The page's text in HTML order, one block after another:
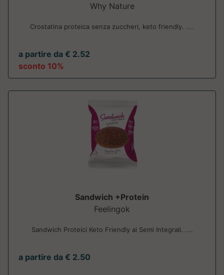
Why Nature
Crostatina proteica senza zuccheri, keto friendly. ....
a partire da € 2.52
sconto 10%
Sandwich +Protein
Feelingok
Sandwich Proteici Keto Friendly ai Semi Integrali. ....
a partire da € 2.50